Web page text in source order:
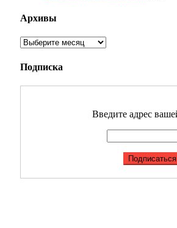
Архивы
Архивы
Подписка
Введите адрес